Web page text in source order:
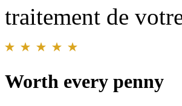
traitement de
Worth every penny